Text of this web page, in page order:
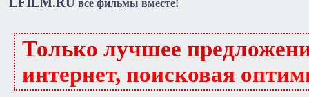
все фильмы вместе!
Только лучшее
интернет, поисковая